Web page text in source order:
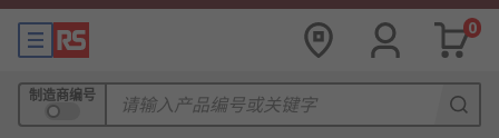
0
制造商编号